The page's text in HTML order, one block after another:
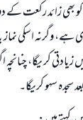
کو بھی زائد رکعت
ہے، وگرنہ اسکی
کر یگا، چنانچہ
سجدہ سہو کریگا۔